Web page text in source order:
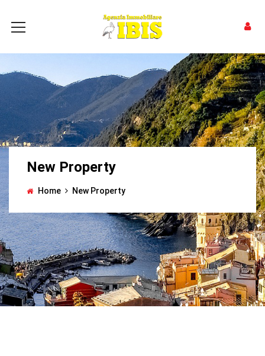
New Property
Home New Property